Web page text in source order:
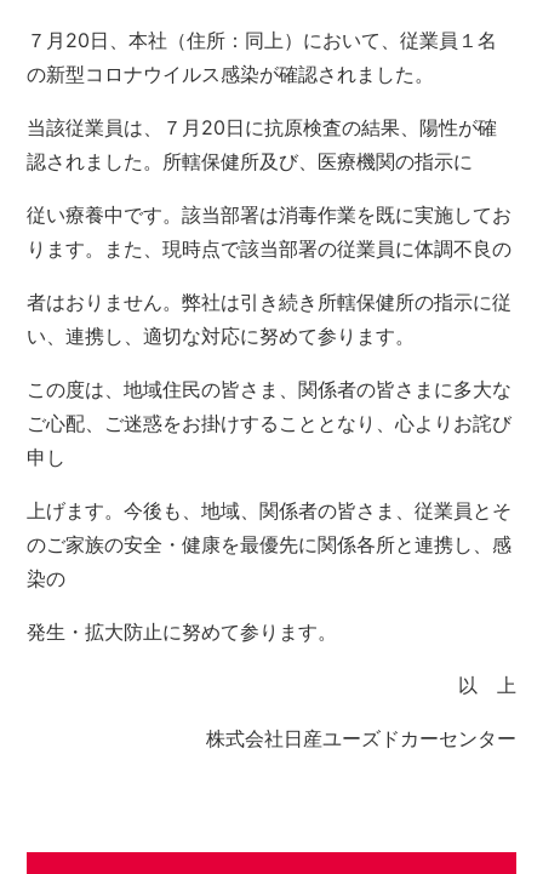
７月20日、本社（住所：同上）において、従業員１名
の新型コロナウイルス感染が確認されました。
当該従業員は、７月20日に抗原検査の結果、陽性が確
認されました。所轄保健所及び、医療機関の指示に
従い療養中です。該当部署は消毒作業を既に実施してお
ります。また、現時点で該当部署の従業員に体調不良の
者はおりません。弊社は引き続き所轄保健所の指示に従
い、連携し、適切な対応に努めて参ります。
この度は、地域住民の皆さま、関係者の皆さまに多大な
ご心配、ご迷惑をお掛けすることとなり、心よりお詫び
申し
上げます。今後も、地域、関係者の皆さま、従業員とそ
のご家族の安全・健康を最優先に関係各所と連携し、感
染の
発生・拡大防止に努めて参ります。
以 上
株式会社日産ユーズドカーセンター